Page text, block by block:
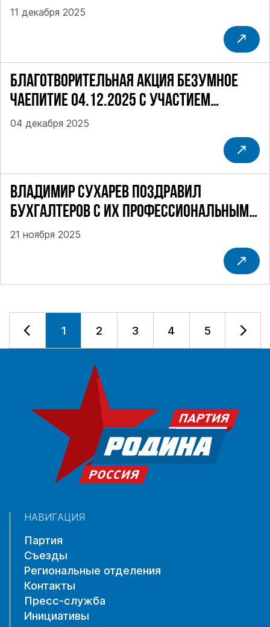
11 декабря 2025
БЛАГОТВОРИТЕЛЬНАЯ АКЦИЯ БЕЗУМНОЕ
ЧАЕПИТИЕ 04.12.2025 С УЧАСТИЕМ
СУХАРЕВА В.
04 декабря 2025
ВЛАДИМИР СУХАРЕВ ПОЗДРАВИЛ
БУХГАЛТЕРОВ С ИХ ПРОФЕССИОНАЛЬНЫМ
ПРАЗДНИКОМ
21 ноября 2025
1 2 3 4 5
НАВИГАЦИЯ
Партия
Съезды
Региональные отделения
Контакты
Пресс-служба
Инициативы